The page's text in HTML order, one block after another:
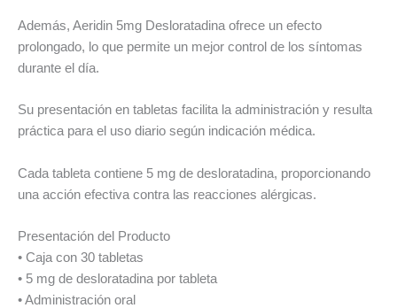
Además, Aeridin 5mg Desloratadina ofrece un efecto
prolongado, lo que permite un mejor control de los síntomas
durante el día.
Su presentación en tabletas facilita la administración y resulta
práctica para el uso diario según indicación médica.
Cada tableta contiene 5 mg de desloratadina, proporcionando
una acción efectiva contra las reacciones alérgicas.
Presentación del Producto
• Caja con 30 tabletas
• 5 mg de desloratadina por tableta
• Administración oral